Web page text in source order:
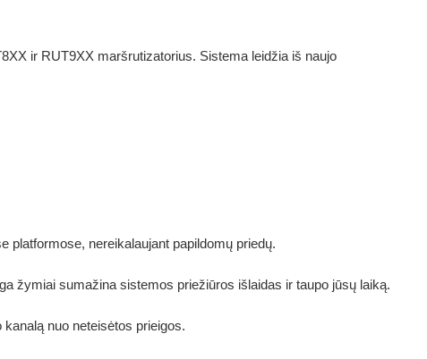
ir RUT9XX maršrutizatorius. Sistema leidžia iš naujo
platformose, nereikalaujant papildomų priedų.
žymiai sumažina sistemos priežiūros išlaidas ir taupo jūsų laiką.
nuo neteisėtos prieigos.